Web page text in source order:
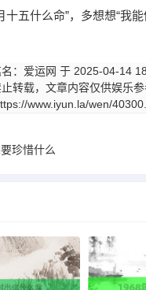
十五什么命”，多想想“我
：爱运网 于 2025-04-14
转载，文章内容仅供娱乐参
www.iyun.la/wen/
珍惜什么